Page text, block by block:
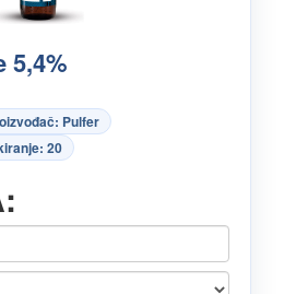
5,4%
Pulfer
20